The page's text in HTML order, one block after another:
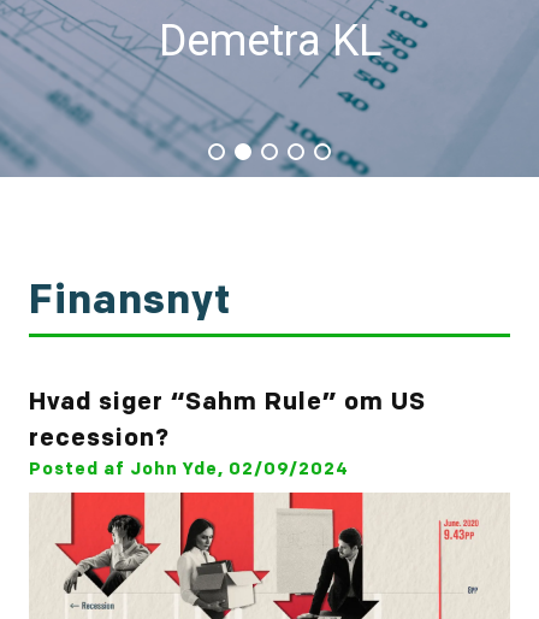
Demetra KL
Finansnyt
Hvad siger “Sahm Rule” om US
recession?
Posted af John Yde, 02/09/2024